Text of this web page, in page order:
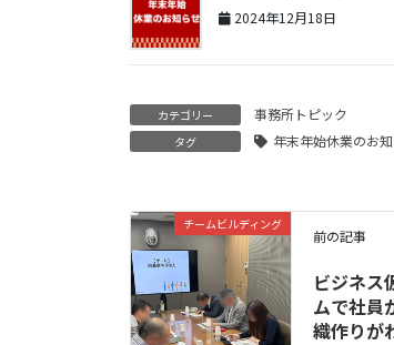
2024年12月18日
カテゴリー 事務所トピック
タグ 年末年始休業のお
チームビルディング
前の記事
ビジネス
ムで社員
織作りが